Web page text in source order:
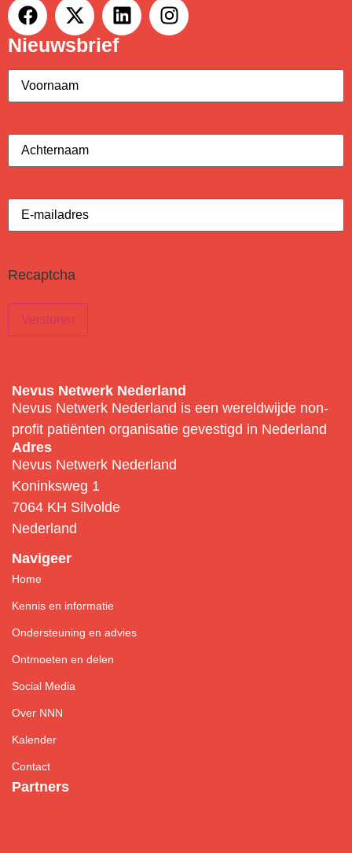
Nieuwsbrief
Voornaam
Achternaam
E-
mailadres(Vereist)
Recaptcha
Nevus Netwerk Nederland
Nevus Netwerk Nederland is een wereldwijde non-
profit patiënten organisatie gevestigd in Nederland
Adres
Nevus Netwerk Nederland
Koninksweg 1
7064 KH Silvolde
Nederland
Navigeer
Home
Kennis en informatie
Ondersteuning en advies
Ontmoeten en delen
Social Media
Over NNN
Kalender
Contact
Partners